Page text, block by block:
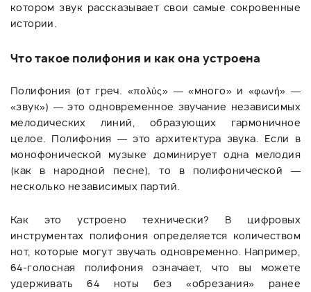
котором звук рассказывает свои самые сокровенные
истории.
Что такое полифония и как она устроена
Полифония (от греч. «πολύς» — «много» и «φωνή» —
«звук») — это одновременное звучание независимых
мелодических линий, образующих гармоничное
целое. Полифония — это архитектура звука. Если в
монофонической музыке доминирует одна мелодия
(как в народной песне), то в полифонической —
несколько независимых партий.
Как это устроено технически? В цифровых
инструментах полифония определяется количеством
нот, которые могут звучать одновременно. Например,
64-голосная полифония означает, что вы можете
удерживать 64 ноты без «обрезания» ранее